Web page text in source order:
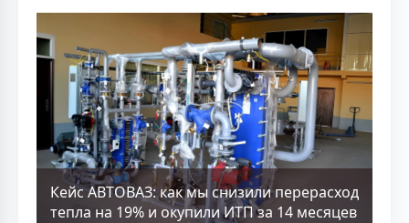
Кейс АВТОВАЗ: как мы снизили перерасход
тепла на 19% и окупили ИТП за 14 месяцев